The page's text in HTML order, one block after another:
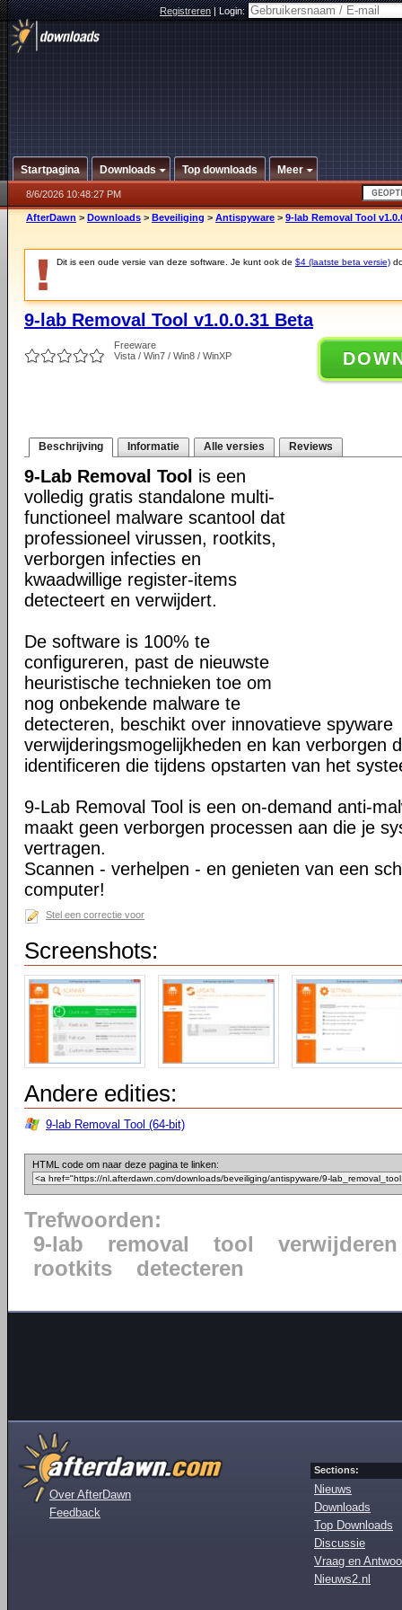
Registreren|Login:
Startpagina Downloads Top downloads Meer
8/6/2026 10:48:27 PM
AfterDawn > Downloads > Beveiliging > Antispyware > 9-lab Removal Tool
Dit is een oude versie van deze software. Je kunt ook de $4 (laatste beta versie)
9-lab Removal Tool v1.0.0.31 Beta
Freeware
Vista / Win7 / Win8 / WinXP
Beschrijving Informatie Alle versies Reviews
9-Lab Removal Tool is een
volledig gratis standalone multi-
functioneel malware scantool dat
professioneel virussen, rootkits,
verborgen infecties en
kwaadwillige register-items
detecteert en verwijdert.
De software is 100% te
configureren, past de nieuwste
heuristische technieken toe om
nog onbekende malware te
detecteren, beschikt over innovatieve spyware
verwijderingsmogelijkheden en kan verborgen
identificeren die tijdens opstarten van het
9-Lab Removal Tool is een on-demand anti-
maakt geen verborgen processen aan die je
vertragen.
Scannen - verhelpen - en genieten van een
computer!
Stel een correctie voor
Screenshots:
Andere edities:
9-lab Removal Tool (64-bit)
HTML code om naar deze pagina te linken:
Trefwoorden:
9-lab
removal tool
verwijderen
rootkits
detecteren
Over AfterDawn
Feedback
Sections:
Nieuws
Downloads
Top Downloads
Discussie
Vraag en
Nieuws2.nl